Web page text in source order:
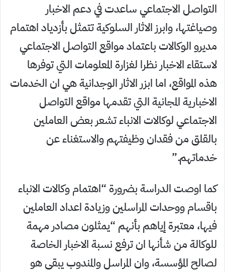
التواصل الاجتماعي ساعدت في دعم الاخبار
وصياغتها، وابرز الاثار السلوكية تتمثل بأزدياد اهتمام
مديرو الوكالات باعتماد مواقع التواصل الاجتماعي
لاستقاء الاخبار نظرا لغزارة المعلومات التي توفرها
هذه المواقع، اما ابزر الاثار الوجدانية هي ان الخدمات
الاخبارية المجانية التي تقدمها مواقع التواصل
الاجتماعي لوكالات الانباء تشعر بعض العاملين
بالقلق من فقدان وظيفتهم والاستغناء عن
خدماتهم.”
كما اوصت الدراسة بضرورة “اهتمام وكالات الانباء
باقسام ووحدات المراسلين وزيادة اعداد العاملين
فيها، معتبرة إياهم بأنهم “يمثلون مصادر مهمة
للوكالة من شأنها ان ترفع نسبة الاخبار الخاصة
لصالح المؤسسة، وان المراسل والمندوب يبقى هو